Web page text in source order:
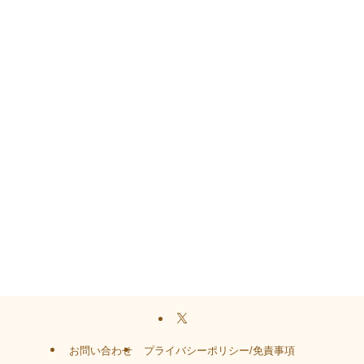
お問い合わせ プライバシーポリシー/免責事項